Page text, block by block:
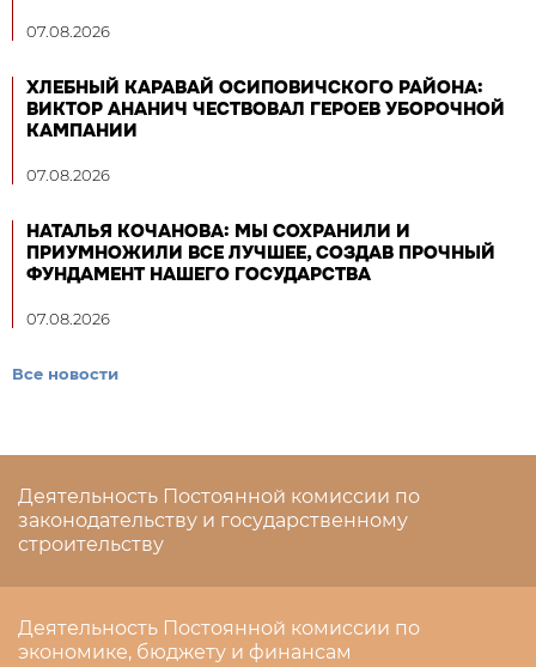
07.08.2026
ХЛЕБНЫЙ КАРАВАЙ ОСИПОВИЧСКОГО РАЙОНА:
ВИКТОР АНАНИЧ ЧЕСТВОВАЛ ГЕРОЕВ УБОРОЧНОЙ
КАМПАНИИ
07.08.2026
НАТАЛЬЯ КОЧАНОВА: МЫ СОХРАНИЛИ И
ПРИУМНОЖИЛИ ВСЕ ЛУЧШЕЕ, СОЗДАВ ПРОЧНЫЙ
ФУНДАМЕНТ НАШЕГО ГОСУДАРСТВА
07.08.2026
Все новости
Деятельность Постоянной комиссии по
законодательству и государственному
строительству
Деятельность Постоянной комиссии по
экономике, бюджету и финансам